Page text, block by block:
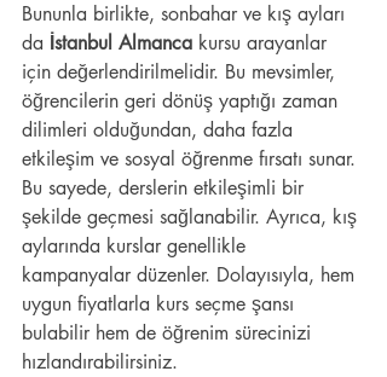
Bununla birlikte, sonbahar ve kış ayları
da İstanbul Almanca kursu arayanlar
için değerlendirilmelidir. Bu mevsimler,
öğrencilerin geri dönüş yaptığı zaman
dilimleri olduğundan, daha fazla
etkileşim ve sosyal öğrenme fırsatı sunar.
Bu sayede, derslerin etkileşimli bir
şekilde geçmesi sağlanabilir. Ayrıca, kış
aylarında kurslar genellikle
kampanyalar düzenler. Dolayısıyla, hem
uygun fiyatlarla kurs seçme şansı
bulabilir hem de öğrenim sürecinizi
hızlandırabilirsiniz.